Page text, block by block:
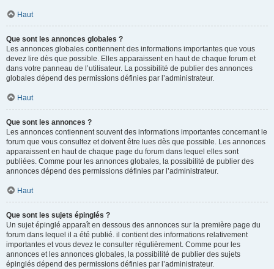
Haut
Que sont les annonces globales ?
Les annonces globales contiennent des informations importantes que vous
devez lire dès que possible. Elles apparaissent en haut de chaque forum et
dans votre panneau de l’utilisateur. La possibilité de publier des annonces
globales dépend des permissions définies par l’administrateur.
Haut
Que sont les annonces ?
Les annonces contiennent souvent des informations importantes concernant le
forum que vous consultez et doivent être lues dès que possible. Les annonces
apparaissent en haut de chaque page du forum dans lequel elles sont
publiées. Comme pour les annonces globales, la possibilité de publier des
annonces dépend des permissions définies par l’administrateur.
Haut
Que sont les sujets épinglés ?
Un sujet épinglé apparaît en dessous des annonces sur la première page du
forum dans lequel il a été publié. il contient des informations relativement
importantes et vous devez le consulter régulièrement. Comme pour les
annonces et les annonces globales, la possibilité de publier des sujets
épinglés dépend des permissions définies par l’administrateur.